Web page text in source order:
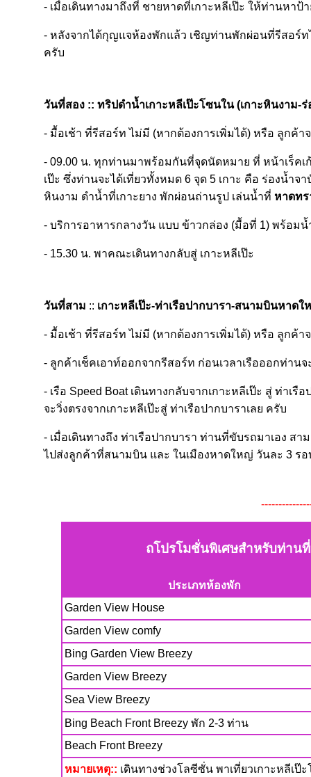
- เมื่อเดินทางมาถึงที่ ชายหาดที่เกาะหลีเป๊ะ ให้ท่านหา
- หลังจากได้กุญแจห้องพักแล้ว เชิญท่านพักผ่อนที่รีสอร์
ครับ
วันที่สอง :: ทริปดำน้ำเกาะหลีเป๊ะโซนใน (เกาะหินงาม-ร่
- มื้อเช้า ที่รีสอร์ท ไม่มี (หากต้องการเพิ่มได้) หรือ ลูกค้
- 09.00 น. ทุกท่านมาพร้อมกันที่จุดนัดหมาย ที่ หน้าเร็ค
เป๊ะ ซึ่งท่านจะได้เที่ยวทั้งหมด 6 จุด 5 เกาะ คือ ร่องน้ำ
หินงาม ดำน้ำที่เกาะยาง พักผ่อนถ่านรูป เล่นน้ำที่ หาดทร
- บริการอาหารกลางวัน แบบ ข้าวกล่อง (มื้อที่ 1) พร้อม
- 15.30 น. พาคณะเดินทางกลับสู่ เกาะหลีเป๊ะ
วันที่สาม :: เกาะหลีเป๊ะ-ท่าเรือปากบารา-สนามบินหาดใ
- มื้อเช้า ที่รีสอร์ท ไม่มี (หากต้องการเพิ่มได้) หรือ ลูกค้
- ลูกค้าเช็คเอาท์ออกจากรีสอร์ท ก่อนเวลาเรือออกท่าน
- เรือ Speed Boat เดินทางกลับจากเกาะหลีเป๊ะ สู่ ท่าเรื
จะวิ่งตรงจากเกาะหลีเป๊ะสู่ ท่าเรือปากบาราเลย ครับ
- เมื่อเดินทางถึง ท่าเรือปากบารา ท่านที่ขับรถมาเอง ส
ไปส่งลูกค้าที่สนามบิน และ ในเมืองหาดใหญ่ วันละ 3 รอ
ถโปรโมชั่นพิเศษสำหรับท่าน
ประเภทห้องพัก
Garden View House
Garden View comfy
Bing Garden View Breezy
Garden View Breezy
Sea View Breezy
Bing Beach Front Breezy พัก 2-3 ท่าน
Beach Front Breezy
หมายเหตุ:: เดินทางช่วงโลซีซั่น พาเที่ยวเกาะหลีเ